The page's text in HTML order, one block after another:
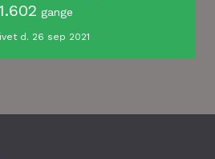
gange
d. 26 sep 2021